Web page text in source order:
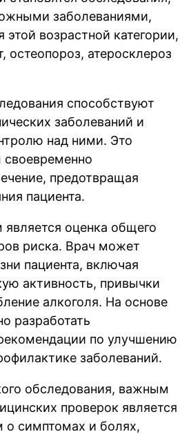
заболеваниями,
возрастной категории,
остеопороз, атеросклероз
способствуют
заболеваний и
над ними. Это
своевременно
предотвращая
пациента.
оценка общего
риска. Врач может
пациента, включая
активность, привычки
алкоголя. На основе
разработать
по улучшению
заболеваний.
обследования, важным
проверок является
о симптомах и болях,